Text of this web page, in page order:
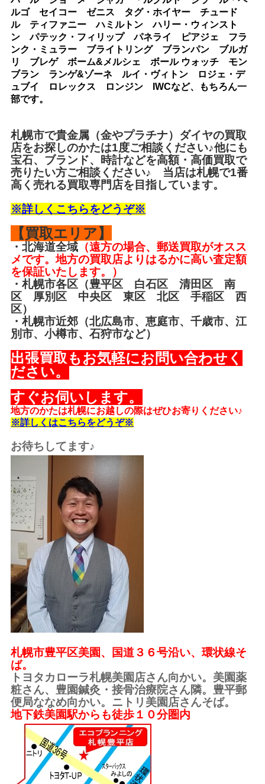
ルゴ セイコー ゼニス タグ・ホイヤー チュード
ル ティファニー ハミルトン ハリー・ウィンスト
ン パテック・フィリップ パネライ ピアジェ フラ
ンク・ミュラー ブライトリング ブランパン ブルガ
リ ブレゲ ボーム&メルシェ ボール ウォッチ モン
ブラン ランゲ&ゾーネ ルイ・ヴィトン ロジェ・デ
ュブイ ロレックス ロンジン IWCなど、もちろん一
部です。
札幌市で貴金属 （金やプラチナ）ダイヤの買取
店をお探しのかたは1度ご相談ください♪他にも
宝石、ブランド、時計などを高額・高価買取で
売りたい方ご相談ください♪ 当店は札幌で1番
高く売れる買取専門店を目指しています。
※詳しくこちらをどうぞ※
【買取エリア】
・北海道全域 （遠方の場合、郵送買取がオスス
メです。地方の買取店よりはるかに高い査定額
を保証いたします。）
・札幌市各区（豊平区 白石区 清田区 南
区 厚別区 中央区 東区 北区 手稲区 西
区）
・札幌市近郊（北広島市、恵庭市、千歳市、江
別市、小樽市、石狩市など）
出張買取もお気軽にお問い合わせく
ださい。
すぐお伺いします。
地方のかたは札幌にお越しの際はぜひお寄りください♪
※詳しくはこちらをどうぞ※
お待ちしてます♪
札幌市豊平区美園、国道３６号沿い、環状線そ
ば。
トヨタカローラ札幌美園店さん向かい。美園薬
粧さん、豊園鍼灸・接骨治療院さん隣。豊平郵
便局ななめ向かい。ニトリ美園店さんそば。
地下鉄美園駅からも徒歩１０分圏内